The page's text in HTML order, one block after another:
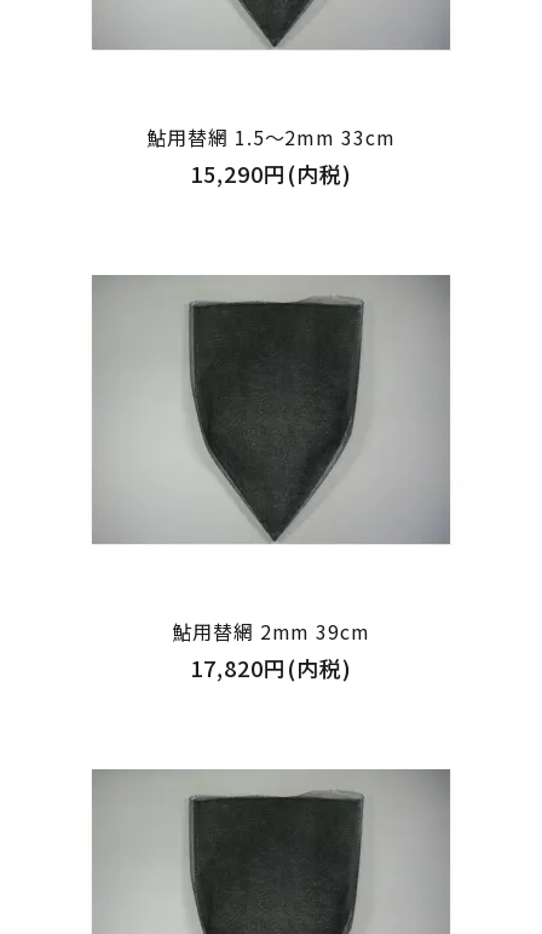
鮎用替網 1.5～2mm 33cm
15,290円(内税)
鮎用替網 2mm 39cm
17,820円(内税)